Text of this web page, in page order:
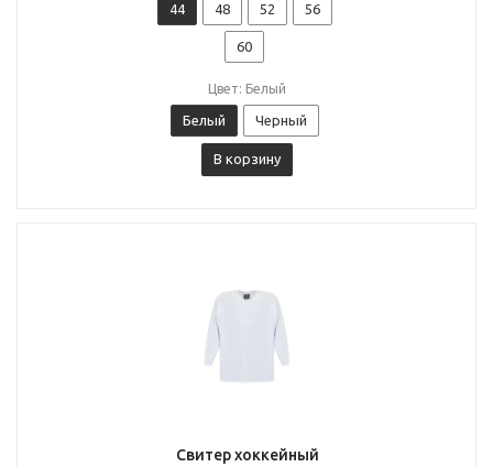
44 48 52 56
60
Цвет: Белый
Белый Черный
В корзину
Свитер хоккейный